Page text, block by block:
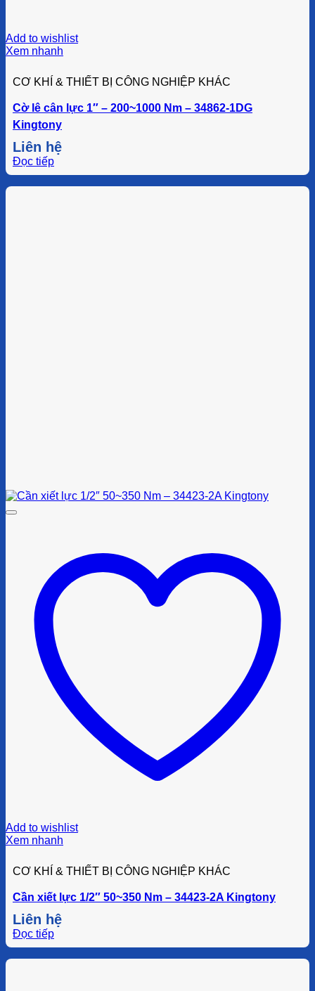
Add to wishlist
Xem nhanh
CƠ KHÍ & THIẾT BỊ CÔNG NGHIỆP KHÁC
Cờ lê cân lực 1″ – 200~1000 Nm – 34862-1DG
Kingtony
Liên hệ
Đọc tiếp
Add to wishlist
Xem nhanh
CƠ KHÍ & THIẾT BỊ CÔNG NGHIỆP KHÁC
Cần xiết lực 1/2″ 50~350 Nm – 34423-2A Kingtony
Liên hệ
Đọc tiếp